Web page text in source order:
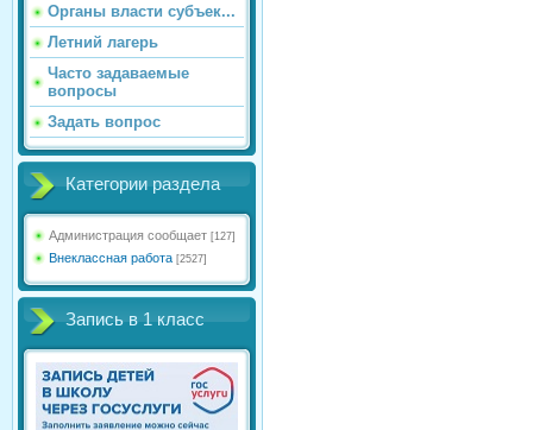
Органы власти субъек...
Летний лагерь
Часто задаваемые
вопросы
Задать вопрос
Категории раздела
Администрация сообщает [127]
Внеклассная работа [2527]
Запись в 1 класс